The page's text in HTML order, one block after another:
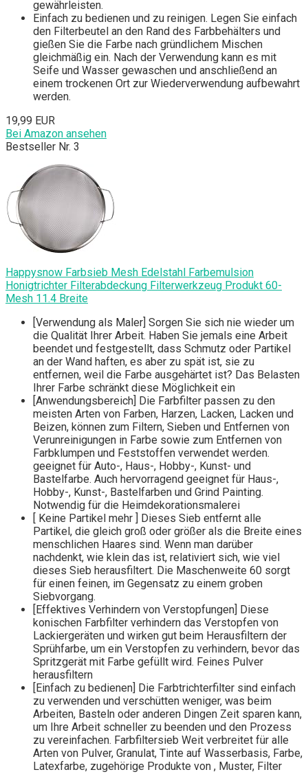
gewährleisten.
Einfach zu bedienen und zu reinigen. Legen Sie einfach
den Filterbeutel an den Rand des Farbbehälters und
gießen Sie die Farbe nach gründlichem Mischen
gleichmäßig ein. Nach der Verwendung kann es mit
Seife und Wasser gewaschen und anschließend an
einem trockenen Ort zur Wiederverwendung aufbewahrt
werden.
19,99 EUR
Bei Amazon ansehen
Bestseller Nr. 3
Happysnow Farbsieb Mesh Edelstahl Farbemulsion
Honigtrichter Filterabdeckung Filterwerkzeug Produkt 60-
Mesh 11.4 Breite
[Verwendung als Maler] Sorgen Sie sich nie wieder um
die Qualität Ihrer Arbeit. Haben Sie jemals eine Arbeit
beendet und festgestellt, dass Schmutz oder Partikel
an der Wand haften, es aber zu spät ist, sie zu
entfernen, weil die Farbe ausgehärtet ist? Das Belasten
Ihrer Farbe schränkt diese Möglichkeit ein
[Anwendungsbereich] Die Farbfilter passen zu den
meisten Arten von Farben, Harzen, Lacken, Lacken und
Beizen, können zum Filtern, Sieben und Entfernen von
Verunreinigungen in Farbe sowie zum Entfernen von
Farbklumpen und Feststoffen verwendet werden.
geeignet für Auto-, Haus-, Hobby-, Kunst- und
Bastelfarbe. Auch hervorragend geeignet für Haus-,
Hobby-, Kunst-, Bastelfarben und Grind Painting.
Notwendig für die Heimdekorationsmalerei
[ Keine Partikel mehr ] Dieses Sieb entfernt alle
Partikel, die gleich groß oder größer als die Breite eines
menschlichen Haares sind. Wenn man darüber
nachdenkt, wie klein das ist, relativiert sich, wie viel
dieses Sieb herausfiltert. Die Maschenweite 60 sorgt
für einen feinen, im Gegensatz zu einem groben
Siebvorgang.
[Effektives Verhindern von Verstopfungen] Diese
konischen Farbfilter verhindern das Verstopfen von
Lackiergeräten und wirken gut beim Herausfiltern der
Sprühfarbe, um ein Verstopfen zu verhindern, bevor das
Spritzgerät mit Farbe gefüllt wird. Feines Pulver
herausfiltern
[Einfach zu bedienen] Die Farbtrichterfilter sind einfach
zu verwenden und verschütten weniger, was beim
Arbeiten, Basteln oder anderen Dingen Zeit sparen kann,
um Ihre Arbeit schneller zu beenden und den Prozess
zu vereinfachen. Farbfiltersieb Weit verbreitet für alle
Arten von Pulver, Granulat, Tinte auf Wasserbasis, Farbe,
Latexfarbe, zugehörige Produkte von , Muster, Filter